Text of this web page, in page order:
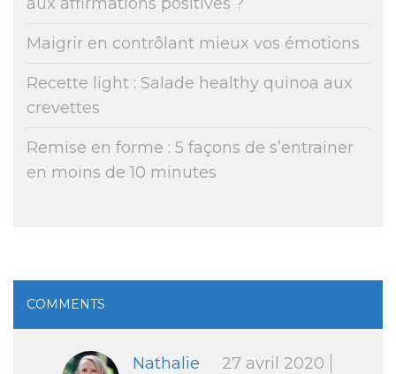
Maigrir en contrôlant mieux vos émotions
Recette light : Salade healthy quinoa aux
crevettes
Remise en forme : 5 façons de s’entrainer
en moins de 10 minutes
COMMENTS
Nathalie
27 avril 2020